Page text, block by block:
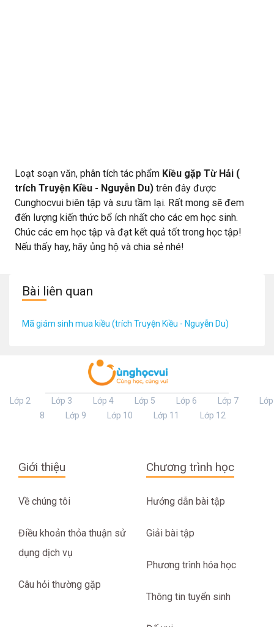
Loạt soạn văn, phân tích tác phẩm Kiều gặp Từ Hải (
trích Truyện Kiều - Nguyễn Du) trên đây được
Cunghocvui biên tập và sưu tầm lại. Rất mong sẽ đem
đến lượng kiến thức bổ ích nhất cho các em học sinh.
Chúc các em học tập và đạt kết quả tốt trong học tập!
Nếu thấy hay, hãy ủng hộ và chia sẻ nhé!
Bài liên quan
Mã giám sinh mua kiều (trích Truyện Kiều - Nguyễn Du)
Lớp 2 Lớp 3 Lớp 4 Lớp 5 Lớp 6 Lớp 7
Lớp
8
Lớp 9 Lớp 10 Lớp 11 Lớp 12
Giới thiệu
Về chúng tôi
Điều khoản thỏa thuận sử
dụng dịch vụ
Câu hỏi thường gặp
Chương trình học
Hướng dẫn bài tập
Giải bài tập
Phương trình hóa học
Thông tin tuyển sinh